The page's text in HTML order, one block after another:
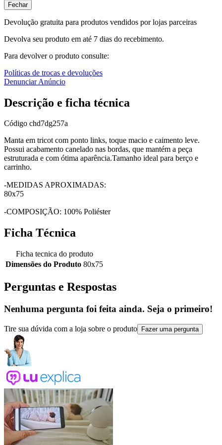
Fechar
Devolução gratuita para produtos vendidos por lojas parceiras
Devolva seu produto em até 7 dias do recebimento.
Para devolver o produto consulte:
Políticas de trocas e devoluções
Denunciar Anúncio
Descrição e ficha técnica
Código chd7dg257a
Manta em tricot com ponto links, toque macio e caimento leve.
Possui acabamento canelado nas bordas, que mantém a peça
estruturada e com ótima aparência.Tamanho ideal para berço e
carrinho.
-MEDIDAS APROXIMADAS:
80x75
-COMPOSIÇÃO: 100% Poliéster
Ficha Técnica
Ficha tecnica do produto
Dimensões do Produto 80x75
Perguntas e Respostas
Nenhuma pergunta foi feita ainda. Seja o primeiro!
Tire sua dúvida com a loja sobre o produto Fazer uma pergunta